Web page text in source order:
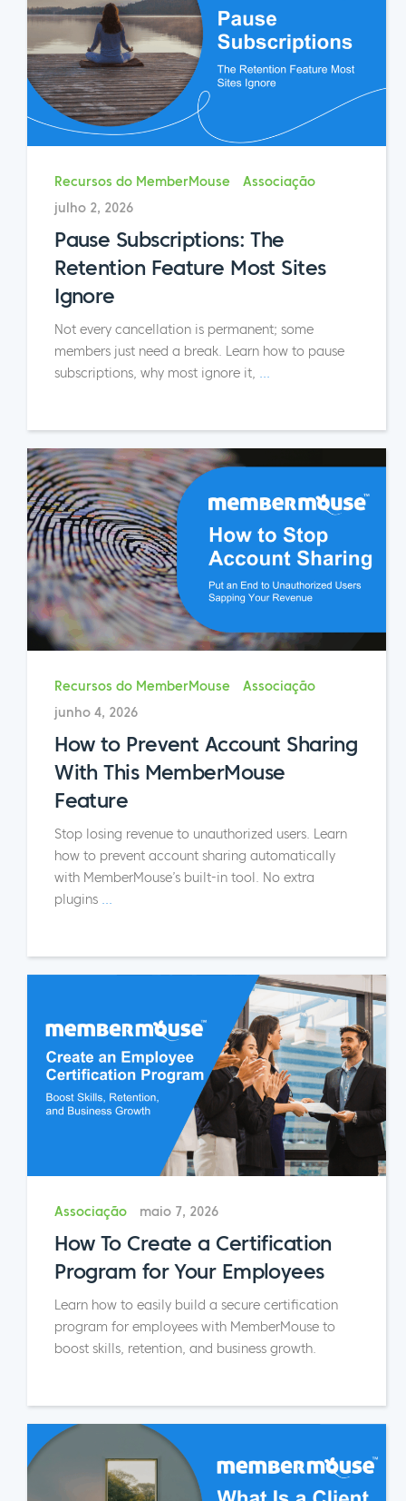
Recursos do MemberMouse
Associação
julho 2, 2026
Pause Subscriptions: The
Retention Feature Most Sites
Ignore
Not every cancellation is permanent; some
members just need a break. Learn how to pause
subscriptions, why most ignore it, ...
Recursos do MemberMouse
Associação
junho 4, 2026
How to Prevent Account Sharing
With This MemberMouse
Feature
Stop losing revenue to unauthorized users. Learn
how to prevent account sharing automatically
with MemberMouse’s built-in tool. No extra
plugins ...
Associação maio 7, 2026
How To Create a Certification
Program for Your Employees
Learn how to easily build a secure certification
program for employees with MemberMouse to
boost skills, retention, and business growth.